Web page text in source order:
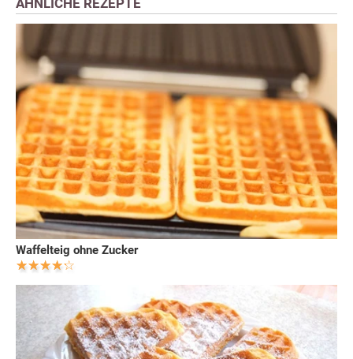
ÄHNLICHE REZEPTE
Waffelteig ohne Zucker